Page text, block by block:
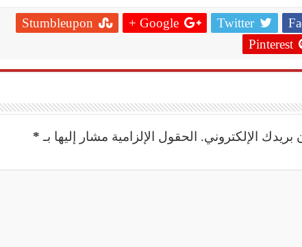
Twitter
Google +
Stumbleupon
Pinterest
الإلكتروني. الحقول الإلزامية مشار إليها بـ *